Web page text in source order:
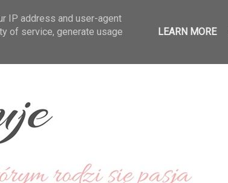
IP address and user-agent
of service, generate usage
LEARN MORE